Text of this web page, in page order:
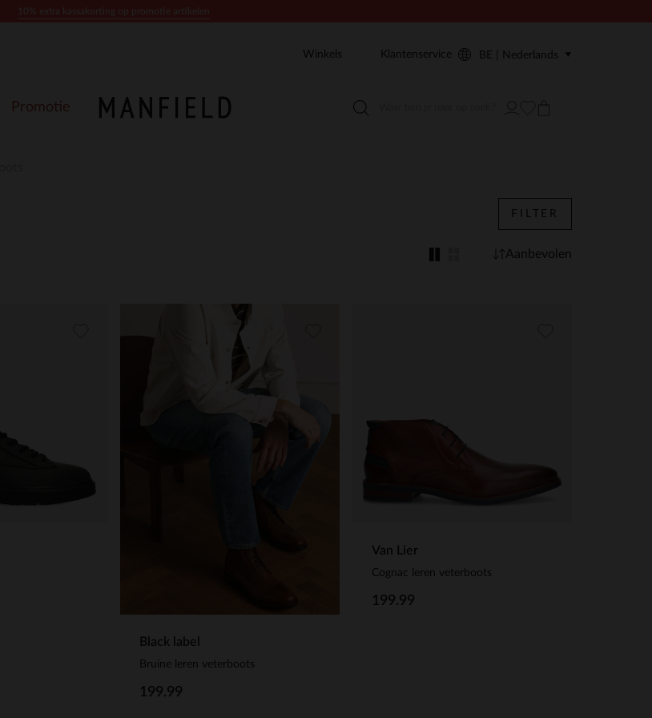
Promotie
Winkels Klantenservice BE | Nederlands
FILTER
Aanbevolen
Black label
Bruine leren veterboots
199.99
Van Lier
Cognac leren veterboots
199.99